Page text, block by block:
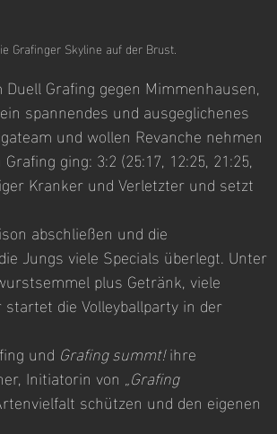
Grafinger Skyline auf der Brust.
Grafing gegen Mimmenhausen,
spannendes und ausgeglichenes
und wollen Revanche nehmen
ging: 3:2 (25:17, 12:25, 21:25,
Kranker und Verletzter und setzt
abschließen und die
Jungs viele Specials überlegt. Unter
plus Getränk, viele
die Volleyballparty in der
und Grafing summt! ihre
Initiatorin von „Grafing
schützen und den eigenen